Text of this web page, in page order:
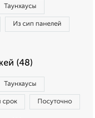
Таунхаусы
Из сип панелей
(48)
Таунхаусы
срок Посуточно